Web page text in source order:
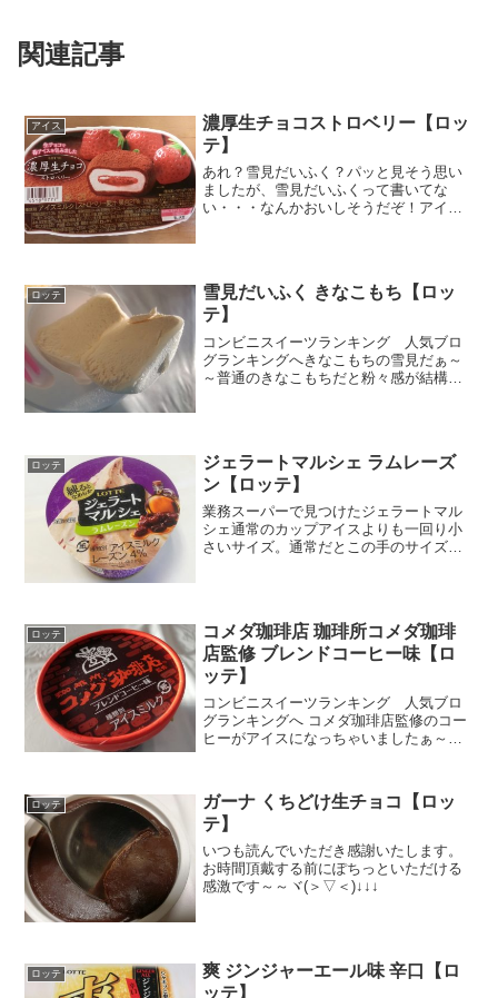
関連記事
アイス
濃厚生チョコストロベリー【ロッ
テ】
あれ？雪見だいふく？パッと見そう思い
ましたが、雪見だいふくって書いてな
い・・・なんかおいしそうだぞ！アイス
も入ってる♪おっと、洋酒使...
ロッテ
雪見だいふく きなこもち【ロッ
テ】
コンビニスイーツランキング 人気ブロ
グランキングへきなこもちの雪見だぁ～
～普通のきなこもちだと粉々感が結構気
ロッテ
ジェラートマルシェ ラムレーズ
ン【ロッテ】
業務スーパーで見つけたジェラートマル
シェ通常のカップアイスよりも一回り小
さいサイズ。通常だとこの手のサイズは
うかなぁ。栄養成...
ロッテ
コメダ珈琲店 珈琲所コメダ珈琲
店監修 ブレンドコーヒー味【ロ
ッテ】
コンビニスイーツランキング 人気ブロ
グランキングへ コメダ珈琲店監修のコー
ヒーがアイスになっちゃいましたぁ～
メダがそうなのか？個人的には名古屋の
文化が他と際立っ...
ロッテ
ガーナ くちどけ生チョコ【ロッ
テ】
いつも読んでいただき感謝いたします。
お時間頂戴する前にぽちっといただける
感激です～～ヾ(＞▽＜)↓↓↓
ロッテ
爽 ジンジャーエール味 辛口【ロ
ッテ】